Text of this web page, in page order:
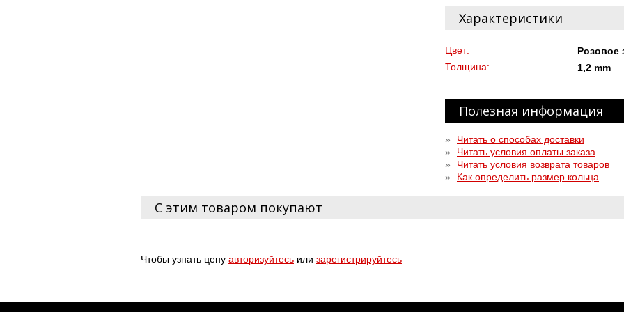
Характеристики
Цвет:
Розовое
Толщина:
1,2 mm
Полезная информация
»
Читать о способах доставки
»
Читать условия оплаты заказа
»
Читать условия возврата товаров
»
Как определить размер кольца
С этим товаром покупают
Чтобы узнать цену авторизуйтесь или зарегистрируйтесь